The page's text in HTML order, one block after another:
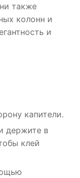
также
колонн и
и
капители.
держите в
клей